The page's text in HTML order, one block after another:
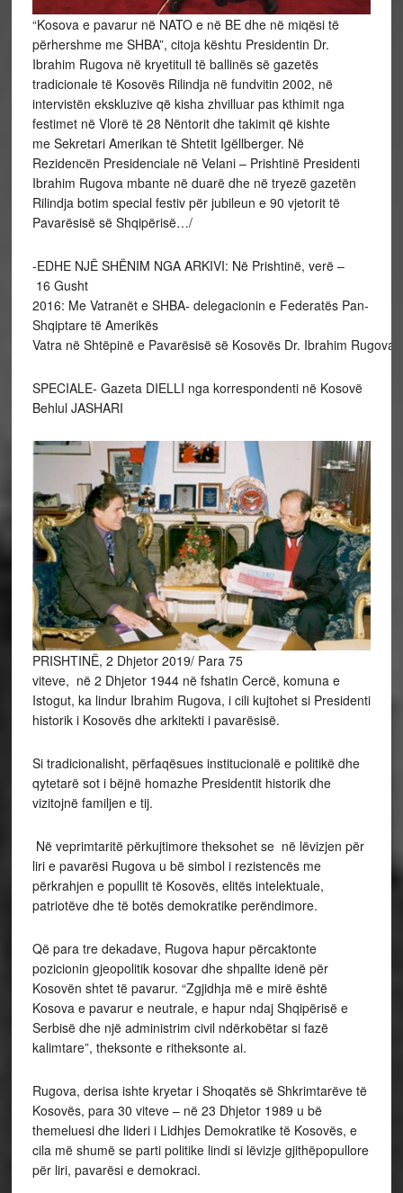
“Kosova e pavarur në NATO e në BE dhe në miqësi të
përhershme me SHBA”, citoja kështu Presidentin Dr.
Ibrahim Rugova në kryetitull të ballinës së gazetës
tradicionale të Kosovës Rilindja në fundvitin 2002, në
intervistën ekskluzive që kisha zhvilluar pas kthimit nga
festimet në Vlorë të 28 Nëntorit dhe takimit që kishte
me Sekretari Amerikan të Shtetit Igëllberger. Në
Rezidencën Presidenciale në Velani – Prishtinë Presidenti
Ibrahim Rugova mbante në duarë dhe në tryezë gazetën
Rilindja botim special festiv për jubileun e 90 vjetorit të
Pavarësisë së Shqipërisë…/
-EDHE NJË SHËNIM NGA ARKIVI: Në Prishtinë, verë –
16 Gusht
2016: Me Vatranët e SHBA- delegacionin e Federatës Pan-
Shqiptare të Amerikës
Vatra në Shtëpinë e Pavarësisë së Kosovës Dr. Ibrahim Rugova/
SPECIALE- Gazeta DIELLI nga korrespondenti në Kosovë
Behlul JASHARI
PRISHTINË, 2 Dhjetor 2019/ Para 75
viteve, në 2 Dhjetor 1944 në fshatin Cercë, komuna e
Istogut, ka lindur Ibrahim Rugova, i cili kujtohet si Presidenti
historik i Kosovës dhe arkitekti i pavarësisë.
Si tradicionalisht, përfaqësues institucionalë e politikë dhe
qytetarë sot i bëjnë homazhe Presidentit historik dhe
vizitojnë familjen e tij.
Në veprimtaritë përkujtimore theksohet se në lëvizjen për
liri e pavarësi Rugova u bë simbol i rezistencës me
përkrahjen e popullit të Kosovës, elitës intelektuale,
patriotëve dhe të botës demokratike perëndimore.
Që para tre dekadave, Rugova hapur përcaktonte
pozicionin gjeopolitik kosovar dhe shpallte idenë për
Kosovën shtet të pavarur. “Zgjidhja më e mirë është
Kosova e pavarur e neutrale, e hapur ndaj Shqipërisë e
Serbisë dhe një administrim civil ndërkobëtar si fazë
kalimtare”, theksonte e ritheksonte ai.
Rugova, derisa ishte kryetar i Shoqatës së Shkrimtarëve të
Kosovës, para 30 viteve – në 23 Dhjetor 1989 u bë
themeluesi dhe lideri i Lidhjes Demokratike të Kosovës, e
cila më shumë se parti politike lindi si lëvizje gjithëpopullore
për liri, pavarësi e demokraci.